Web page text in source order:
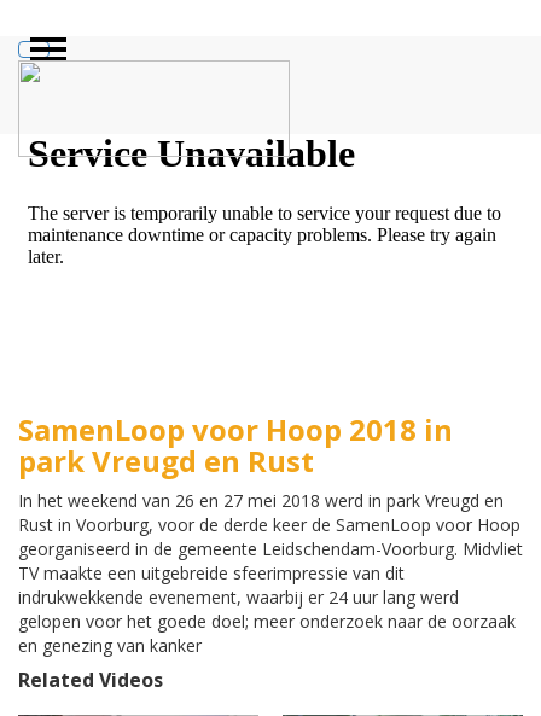
SamenLoop voor Hoop 2018 in
park Vreugd en Rust
In het weekend van 26 en 27 mei 2018 werd in park Vreugd en
Rust in Voorburg, voor de derde keer de SamenLoop voor Hoop
georganiseerd in de gemeente Leidschendam-Voorburg. Midvliet
TV maakte een uitgebreide sfeerimpressie van dit
indrukwekkende evenement, waarbij er 24 uur lang werd
gelopen voor het goede doel; meer onderzoek naar de oorzaak
en genezing van kanker
Related Videos